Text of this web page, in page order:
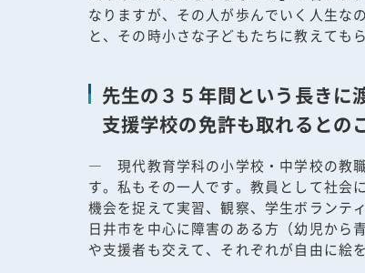
なりますが、その人が歩んでいく人生な
と、その時小さな子どもたちに教えても
先生の３５年間という長きに
支援学校の免許も取れるとの
― 現代教育学科の小学校・中学校の教
す。私もその一人です。教員として社会
機会を捉えて実習、観察、学生ボランテ
日井市を中心に障害のある方（幼児から
や支援者も交えて、それぞれが自由に絵